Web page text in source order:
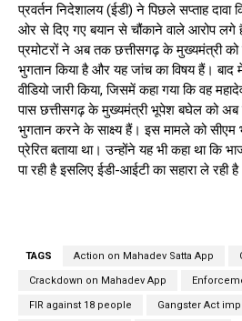
प्रवर्तन निदेशालय (ईडी) ने पिछले सप्ताह दावा
ओर से दिए गए बयान से चौंकाने वाले आरोप लगे
प्रमोटरों ने अब तक छत्तीसगढ़ के मुख्यमंत्री
भुगतान किया है और यह जांच का विषय हैं।
वीडियो जारी किया, जिसमें कहा गया कि वह
पास छत्तीसगढ़ के मुख्यमंत्री भूपेश बघेल को
भुगतान करने के साक्ष्य हैं। इस मामले को
प्रेरित बताया था। उन्होंने यह भी कहा था कि
पा रही है इसलिए ईडी-आईटी का सहारा ले रही
TAGS Action on Mahadev Satta App
Crackdown on Mahadev App
FIR against 18 people Gangster Act